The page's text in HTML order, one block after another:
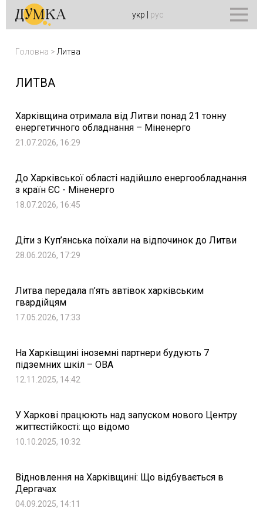
укр рус
Головна > Литва
ЛИТВА
Харківщина отримала від Литви понад 21 тонну
енергетичного обладнання – Міненерго
21.07.2026, 16:29
До Харківської області надійшло енергообладнання
з країн ЄС - Міненерго
18.07.2026, 16:45
Діти з Куп’янська поїхали на відпочинок до Литви
28.06.2026, 17:29
Литва передала п’ять автівок харківським
гвардійцям
17.05.2026, 17:33
На Харківщині іноземні партнери будують 7
підземних шкіл – ОВА
12.11.2025, 14:42
У Харкові працюють над запуском нового Центру
життєстійкості: що відомо
10.10.2025, 10:32
Відновлення на Харківщині: Що відбувається в
Дергачах
04.09.2025, 14:11